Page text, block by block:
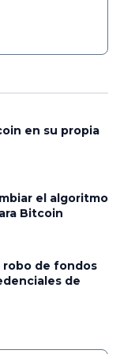
en su propia
el algoritmo
Bitcoin
robo de fondos
de